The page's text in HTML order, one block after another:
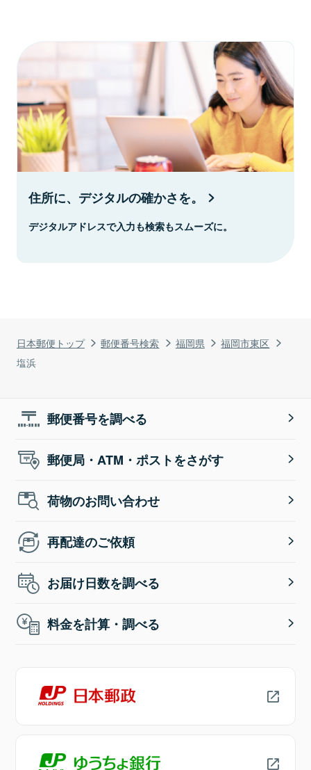
日本郵便トップ 郵便番号検索 福岡県
福岡市東区
塩浜
住所に、デジタルの確かさを。
デジタルアドレスで入力も検索もスムーズに。
郵便番号を調べる
郵便局・ATM・ポストをさがす
荷物のお問い合わせ
再配達のご依頼
お届け日数を調べる
料金を計算・調べる